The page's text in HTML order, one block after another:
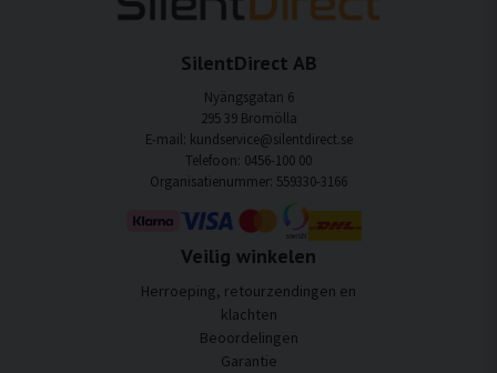
SilentDirect AB
Nyängsgatan 6
295 39 Bromölla
E-mail: kundservice@silentdirect.se
Telefoon: 0456-100 00
Organisatienummer: 559330-3166
Veilig winkelen
Herroeping, retourzendingen en
klachten
Beoordelingen
Garantie